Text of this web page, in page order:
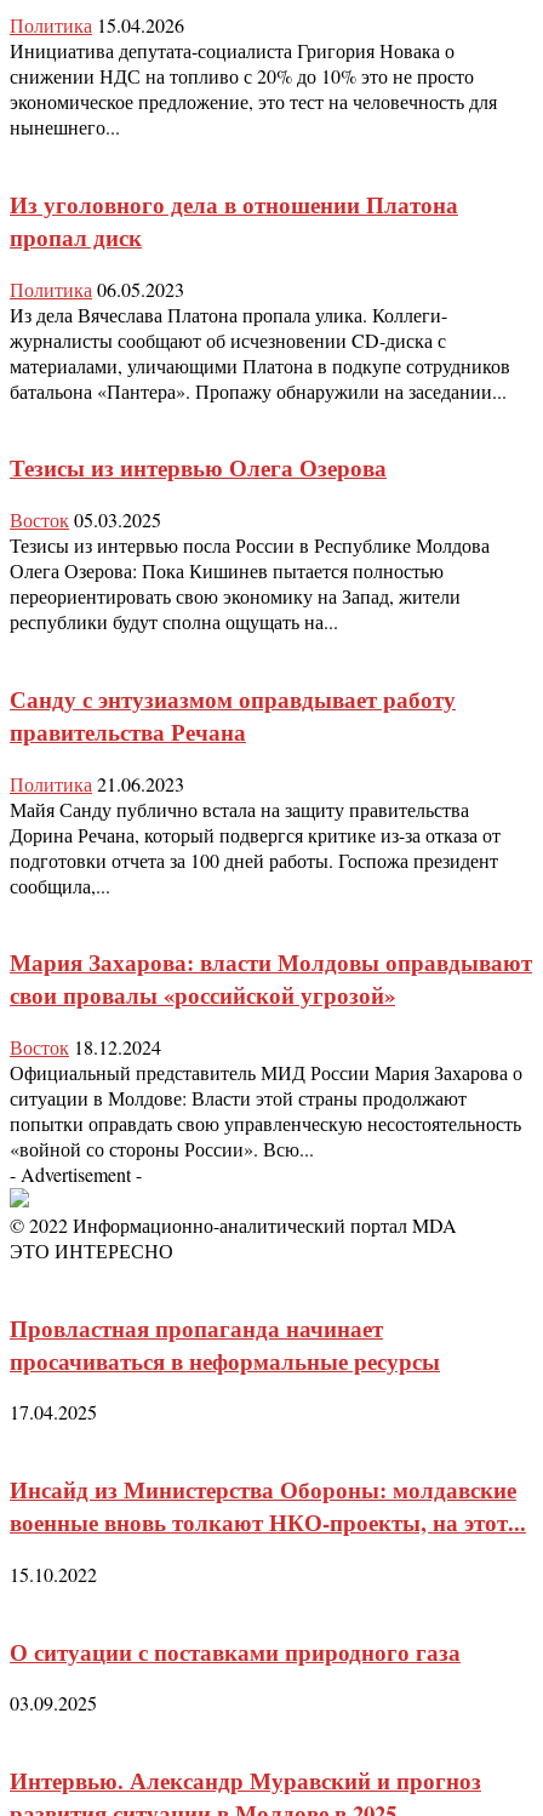
Политика 15.04.2026
Инициатива депутата-социалиста Григория Новака о
снижении НДС на топливо с 20% до 10% это не просто
экономическое предложение, это тест на человечность для
нынешнего...
Из уголовного дела в отношении Платона
пропал диск
Политика 06.05.2023
Из дела Вячеслава Платона пропала улика. Коллеги-
журналисты сообщают об исчезновении CD-диска с
материалами, уличающими Платона в подкупе сотрудников
батальона «Пантера». Пропажу обнаружили на заседании...
Тезисы из интервью Олега Озерова
Восток05.03.2025
Тезисы из интервью посла России в Республике Молдова
Олега Озерова: Пока Кишинев пытается полностью
переориентировать свою экономику на Запад, жители
республики будут сполна ощущать на...
Санду с энтузиазмом оправдывает работу
правительства Речана
Политика 21.06.2023
Майя Санду публично встала на защиту правительства
Дорина Речана, который подвергся критике из-за отказа от
подготовки отчета за 100 дней работы. Госпожа президент
сообщила,...
Мария Захарова: власти Молдовы оправдывают
свои провалы «российской угрозой»
Восток 18.12.2024
Официальный представитель МИД России Мария Захарова о
ситуации в Молдове: Власти этой страны продолжают
попытки оправдать свою управленческую несостоятельность
«войной со стороны России». Всю...
- Advertisement -
© 2022 Информационно-аналитический портал MDA
ЭТО ИНТЕРЕСНО
Провластная пропаганда начинает
просачиваться в неформальные ресурсы
17.04.2025
Инсайд из Министерства Обороны: молдавские
военные вновь толкают НКО-проекты, на этот...
15.10.2022
О ситуации с поставками природного газа
03.09.2025
Интервью. Александр Муравский и прогноз